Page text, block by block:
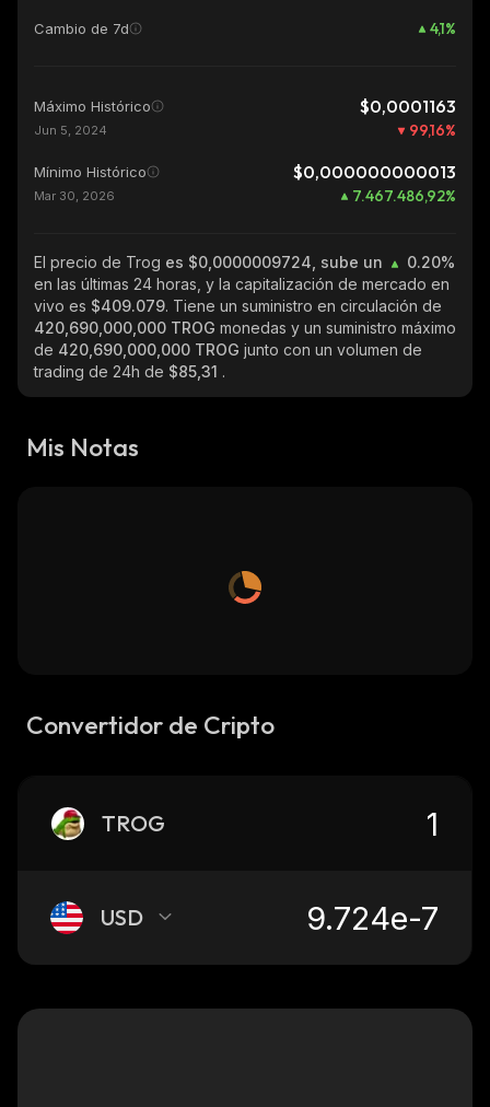
Cambio de 7d 4,1%
Máximo Histórico $0,0001163
Jun 5, 2024 99,16%
Mínimo Histórico $0,000000000013
Mar 30, 2026 7.467.486,92%
El precio de Trog es $0,0000009724, sube un
0.20%
en las últimas 24 horas, y la capitalización de mercado en
vivo es $409.079. Tiene un suministro en circulación de
420,690,000,000 TROG monedas y un suministro máximo
de 420,690,000,000 TROG junto con un volumen de
trading de 24h de $85,31 .
Mis Notas
Convertidor de Cripto
TROG
USD